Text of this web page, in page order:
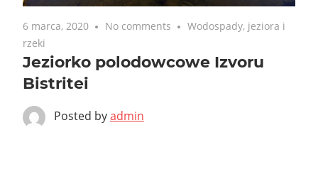
6 marca, 2020 No comments
Wodospady, jeziora i
rzeki
Jeziorko polodowcowe Izvoru
Bistritei
Posted byadmin